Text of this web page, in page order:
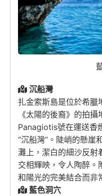
沉船灣
扎金索斯島是位於希臘
《太陽的後裔》的拍
Panagiotis號在運送香
“沉船灣”。陡峭的懸崖
灘上，潔白的細沙反射
交相輝映，令人陶醉。
和陽光的完美結合而非
藍色洞穴